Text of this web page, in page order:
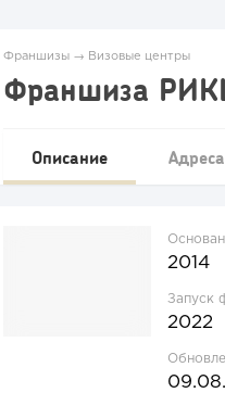
Франшизы → Визовые центры
Франшиза
Описание Адреса
2014
Запуск
2022